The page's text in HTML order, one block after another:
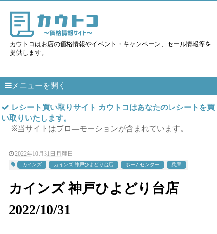
カウトコはお店の価格情報やイベント・キャンペーン、セール情報等を
提供します。
メニューを開く
レシート買い取りサイト カウトコはあなたのレシートを買
い取りいたします。
※当サイトはプロ―モーションが含まれています。
2022年10月31日月曜日
カインズ カインズ 神戸ひよどり台店 ホームセンター 兵庫
カインズ 神戸ひよどり台店
2022/10/31